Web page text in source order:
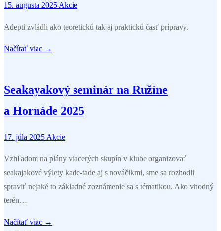
15. augusta 2025 Akcie
Adepti zvládli ako teoretickú tak aj praktickú časť prípravy.
Načítať viac →
Seakayakový seminár na Ružíne
a Hornáde 2025
17. júla 2025Akcie
Vzhľadom na plány viacerých skupín v klube organizovať
seakajakové výlety kade-tade aj s nováčikmi, sme sa rozhodli
spraviť nejaké to základné zoznámenie sa s tématikou. Ako vhodný
terén…
Načítať viac →